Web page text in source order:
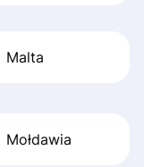
Malta
Mołdawia